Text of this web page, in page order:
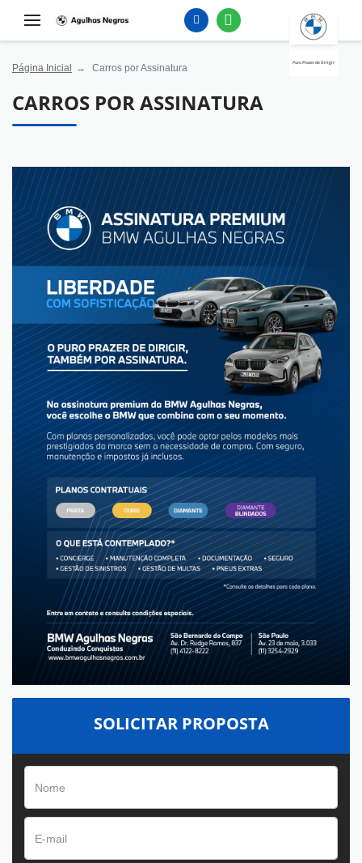
Puro Prazer de Dirigir
Página Inicial Carros por Assinatura
CARROS POR ASSINATURA
SOLICITAR PROPOSTA